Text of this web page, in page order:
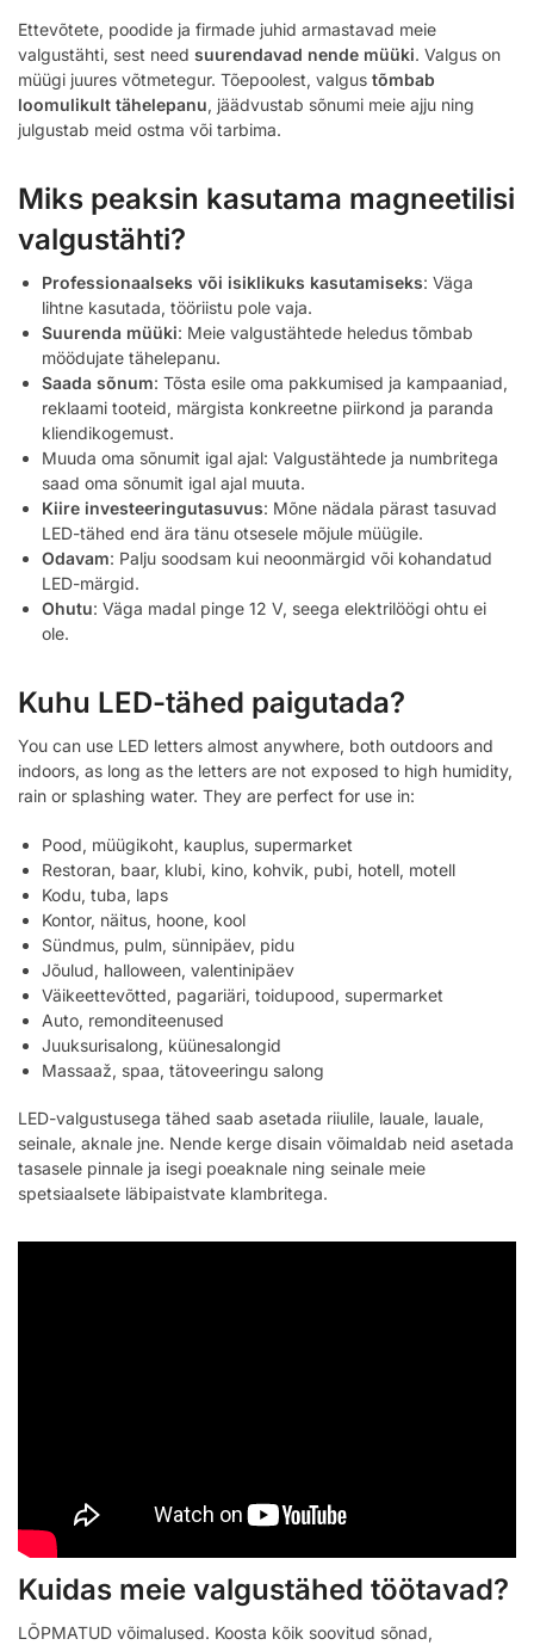
Ettevõtete, poodide ja firmade juhid armastavad meie
valgustähti, sest need suurendavad nende müüki. Valgus on
müügi juures võtmetegur. Tõepoolest, valgus tõmbab
loomulikult tähelepanu, jäädvustab sõnumi meie ajju ning
julgustab meid ostma või tarbima.
Miks peaksin kasutama magneetilisi
valgustähti?
Professionaalseks või isiklikuks kasutamiseks: Väga
lihtne kasutada, tööriistu pole vaja.
Suurenda müüki: Meie valgustähtede heledus tõmbab
möödujate tähelepanu.
Saada sõnum: Tõsta esile oma pakkumised ja kampaaniad,
reklaami tooteid, märgista konkreetne piirkond ja paranda
kliendikogemust.
Muuda oma sõnumit igal ajal: Valgustähtede ja numbritega
saad oma sõnumit igal ajal muuta.
Kiire investeeringutasuvus: Mõne nädala pärast tasuvad
LED-tähed end ära tänu otsesele mõjule müügile.
Odavam: Palju soodsam kui neoonmärgid või kohandatud
LED-märgid.
Ohutu: Väga madal pinge 12 V, seega elektrilöögi ohtu ei
ole.
Kuhu LED-tähed paigutada?
You can use LED letters almost anywhere, both outdoors and
indoors, as long as the letters are not exposed to high humidity,
rain or splashing water. They are perfect for use in:
Pood, müügikoht, kauplus, supermarket
Restoran, baar, klubi, kino, kohvik, pubi, hotell, motell
Kodu, tuba, laps
Kontor, näitus, hoone, kool
Sündmus, pulm, sünnipäev, pidu
Jõulud, halloween, valentinipäev
Väikeettevõtted, pagariäri, toidupood, supermarket
Auto, remonditeenused
Juuksurisalong, küünesalongid
Massaaž, spaa, tätoveeringu salong
LED-valgustusega tähed saab asetada riiulile, lauale, lauale,
seinale, aknale jne. Nende kerge disain võimaldab neid asetada
tasasele pinnale ja isegi poeaknale ning seinale meie
spetsiaalsete läbipaistvate klambritega.
Kuidas meie valgustähed töötavad?
LÕPMATUD võimalused. Koosta kõik soovitud sõnad,